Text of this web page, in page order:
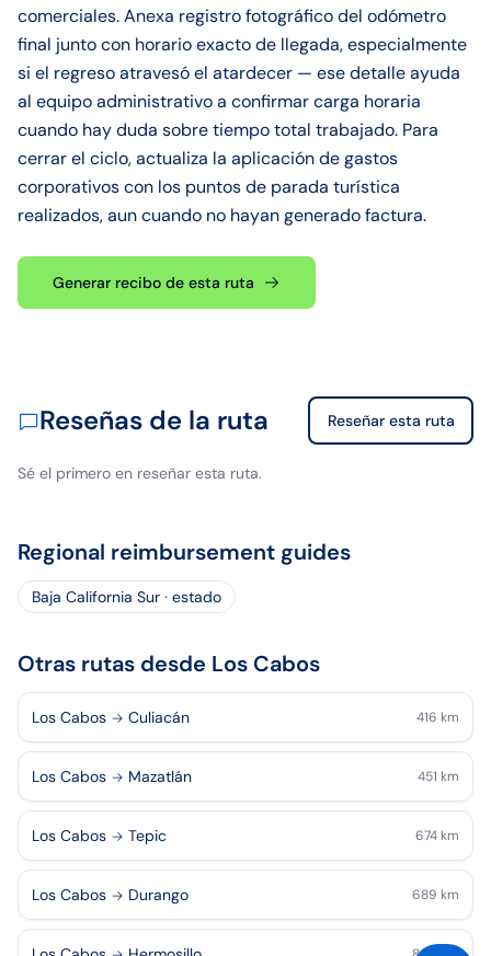
comerciales. Anexa registro fotográfico del odómetro
final junto con horario exacto de llegada, especialmente
si el regreso atravesó el atardecer — ese detalle ayuda
al equipo administrativo a confirmar carga horaria
cuando hay duda sobre tiempo total trabajado. Para
cerrar el ciclo, actualiza la aplicación de gastos
corporativos con los puntos de parada turística
realizados, aun cuando no hayan generado factura.
Generar recibo de esta ruta
Reseñas de la ruta Reseñar esta ruta
Sé el primero en reseñar esta ruta.
Regional reimbursement guides
Baja California Sur · estado
Otras rutas desde Los Cabos
Los Cabos Culiacán 416 km
Los Cabos Mazatlán 451 km
Los Cabos Tepic 674 km
Los Cabos Durango 689 km